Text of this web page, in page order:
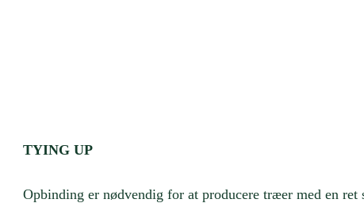
TYING UP
Opbinding er nødvendig for at producere træer med en ret